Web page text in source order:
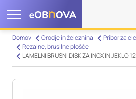
Domov Orodje in železnina
Pribor za
Rezalne, brusilne plošče
LAMELNI BRUSNI DISK ZA INOX IN JEKLO
Nastavitve piškotkov
Vaša zasebnost
Ko obiščete katero koli spletno mesto,